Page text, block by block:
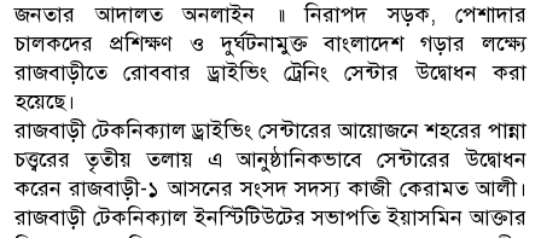
জনতার আদালত অনলাইন ॥ নিরাপদ সড়ক, পেশাদার
চালকদের প্রশিক্ষণ ও দুর্ঘটনামুক্ত বাংলাদেশ গড়ার লক্ষ্যে
রাজবাড়ীতে রোববার ড্রাইভিং ট্রেনিং সেন্টার উদ্বোধন করা
হয়েছে।
রাজবাড়ী টেকনিক্যাল ড্রাইভিং সেন্টারের আয়োজনে শহরের পান্না
চত্ত্বরের তৃতীয় তলায় এ আনুষ্ঠানিকভাবে সেন্টারের উদ্বোধন
করেন রাজবাড়ী-১ আসনের সংসদ সদস্য কাজী কেরামত আলী।
রাজবাড়ী টেকনিক্যাল ইনস্টিটিউটের সভাপতি ইয়াসমিন আক্তার